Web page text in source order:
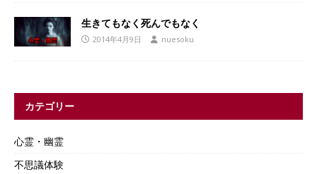
生きてもなく死んでもなく
2014年4月9日 nuesoku
カテゴリー
心霊・幽霊
不思議体験